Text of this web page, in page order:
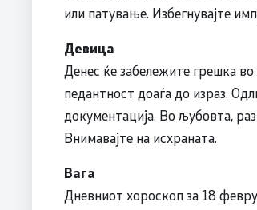
или патување. Избегнувајте
Девица
Денес ќе забележите грешка
педантност доаѓа до израз.
документација. Во љубовта,
Внимавајте на исхраната.
Вага
Дневниот хороскоп за 18